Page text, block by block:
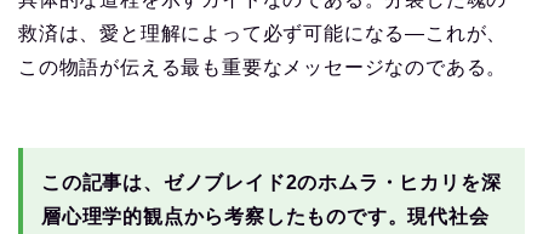
救済は、愛と理解によって必ず可能になる—これが、
この物語が伝える最も重要なメッセージなのである。
この記事は、ゼノブレイド2のホムラ・ヒカリを深
層心理学的観点から考察したものです。現代社会